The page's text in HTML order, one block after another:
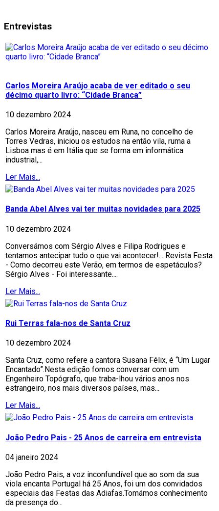
Entrevistas
Carlos Moreira Araújo acaba de ver editado o seu
décimo quarto livro: “Cidade Branca”
10 dezembro 2024
Carlos Moreira Araújo, nasceu em Runa, no concelho de
Torres Vedras, iniciou os estudos na então vila, ruma a
Lisboa mas é em Itália que se forma em informática
industrial,...
Ler Mais...
Banda Abel Alves vai ter muitas novidades para 2025
10 dezembro 2024
Conversámos com Sérgio Alves e Filipa Rodrigues e
tentamos antecipar tudo o que vai acontecer!... Revista Festa
- Como decorreu este Verão, em termos de espetáculos?
Sérgio Alves - Foi interessante....
Ler Mais...
Rui Terras fala-nos de Santa Cruz
10 dezembro 2024
Santa Cruz, como refere a cantora Susana Félix, é “Um Lugar
Encantado”.Nesta edição fomos conversar com um
Engenheiro Topógrafo, que traba-lhou vários anos nos
estrangeiro, nos mais diversos países, mas...
Ler Mais...
João Pedro Pais - 25 Anos de carreira em entrevista
04 janeiro 2024
João Pedro Pais, a voz inconfundível que ao som da sua
viola encanta Portugal há 25 Anos, foi um dos convidados
especiais das Festas das Adiafas.Tomámos conhecimento
da presença do...